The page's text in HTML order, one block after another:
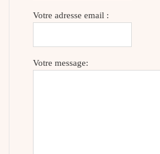
Votre adresse email :
Votre message: